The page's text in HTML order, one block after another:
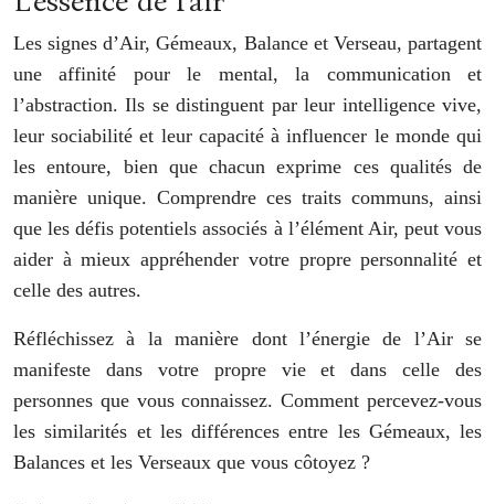
Les signes d’Air, Gémeaux, Balance et Verseau, partagent
une affinité pour le mental, la communication et
l’abstraction. Ils se distinguent par leur intelligence vive,
leur sociabilité et leur capacité à influencer le monde qui
les entoure, bien que chacun exprime ces qualités de
manière unique. Comprendre ces traits communs, ainsi
que les défis potentiels associés à l’élément Air, peut vous
aider à mieux appréhender votre propre personnalité et
celle des autres.
Réfléchissez à la manière dont l’énergie de l’Air se
manifeste dans votre propre vie et dans celle des
personnes que vous connaissez. Comment percevez-vous
les similarités et les différences entre les Gémeaux, les
Balances et les Verseaux que vous côtoyez ?